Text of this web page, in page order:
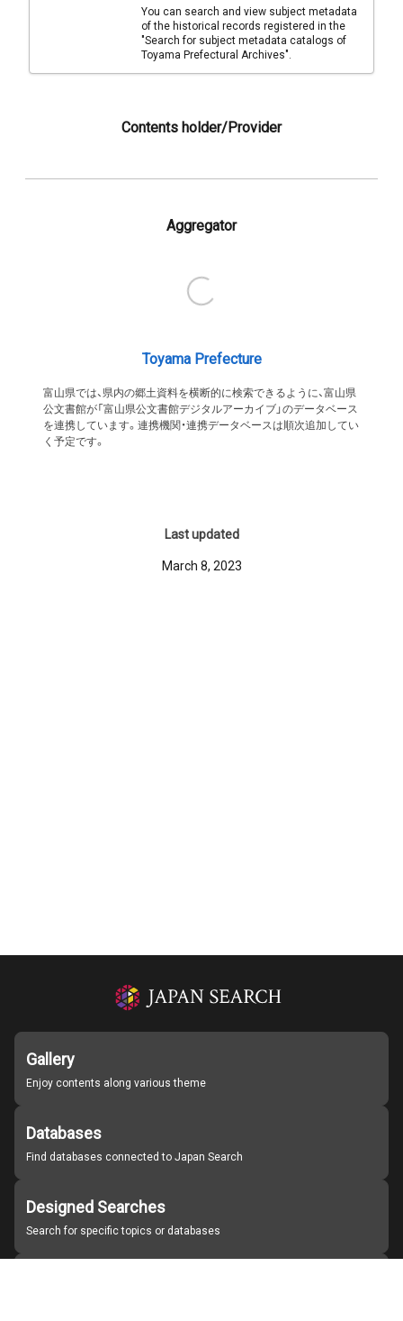
You can search and view subject metadata
of the historical records registered in the
"Search for subject metadata catalogs of
Toyama Prefectural Archives".
Contents holder/Provider
Aggregator
Toyama Prefecture
富山県では、県内の郷土資料を横断的に検索できるように、富山県
公文書館が「富山県公文書館デジタルアーカイブ」のデータベース
を連携しています。連携機関・連携データベースは順次追加してい
く予定です。
Last updated
March 8, 2023
Gallery
Enjoy contents along various theme
Databases
Find databases connected to Japan Search
Designed Searches
Search for specific topics or databases